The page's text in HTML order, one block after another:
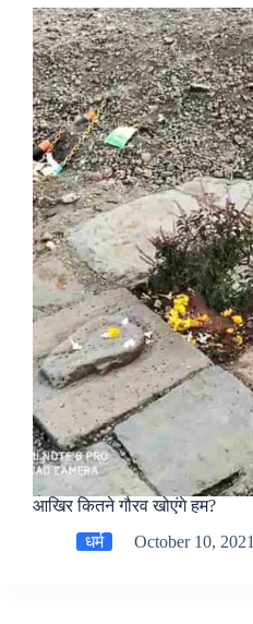
आखिर कितने गौरव खोएंगे हम?
धर्म
October 10, 2021